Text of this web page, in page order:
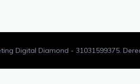
Digital Diamond - 31031599375.